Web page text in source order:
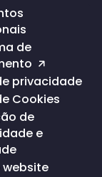
de
privacidade
Cookies
de
e